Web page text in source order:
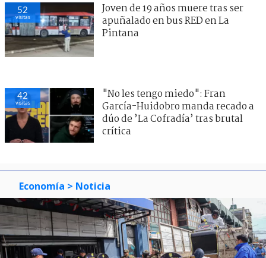
52
visitas
Joven de 19 años muere tras ser
apuñalado en bus RED en La
Pintana
42
visitas
"No les tengo miedo": Fran
García-Huidobro manda recado a
dúo de ’La Cofradía’ tras brutal
crítica
Economía > Noticia